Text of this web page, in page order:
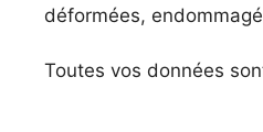
déformées,
Toutes vos données